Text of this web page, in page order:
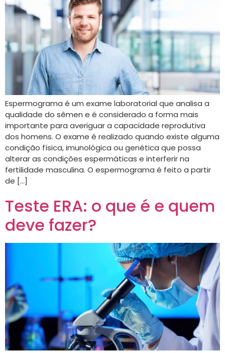
Espermograma é um exame laboratorial que analisa a
qualidade do sêmen e é considerado a forma mais
importante para averiguar a capacidade reprodutiva
dos homens. O exame é realizado quando existe alguma
condição física, imunológica ou genética que possa
alterar as condições espermáticas e interferir na
fertilidade masculina. O espermograma é feito a partir
de […]
Teste ERA: o que é e quem
deve fazer?